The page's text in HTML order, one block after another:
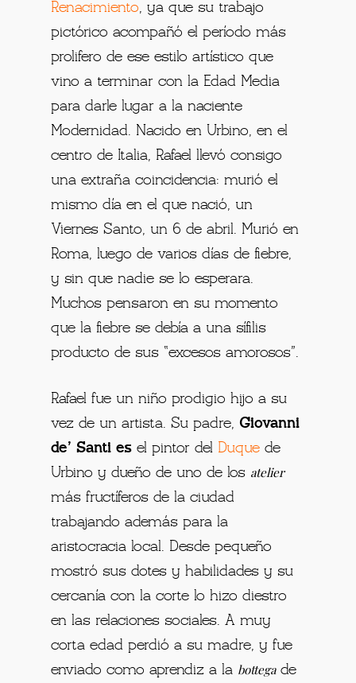
Renacimiento, ya que su trabajo
pictórico acompañó el período más
prolifero de ese estilo artístico que
vino a terminar con la Edad Media
para darle lugar a la naciente
Modernidad. Nacido en Urbino, en el
centro de Italia, Rafael llevó consigo
una extraña coincidencia: murió el
mismo día en el que nació, un
Viernes Santo, un 6 de abril. Murió en
Roma, luego de varios días de fiebre,
y sin que nadie se lo esperara.
Muchos pensaron en su momento
que la fiebre se debía a una sífilis
producto de sus “excesos amorosos”.
Rafael fue un niño prodigio hijo a su
vez de un artista. Su padre,Giovanni
de’ Santi es el pintor del Duque de
Urbino y dueño de uno de los atelier
más fructíferos de la ciudad
trabajando además para la
aristocracia local. Desde pequeño
mostró sus dotes y habilidades y su
cercanía con la corte lo hizo diestro
en las relaciones sociales. A muy
corta edad perdió a su madre, y fue
enviado como aprendiz a la bottegade